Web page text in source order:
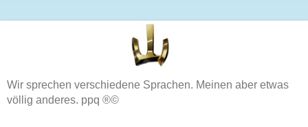
Wir sprechen verschiedene Sprachen. Meinen aber etwas
völlig anderes. ppq ®©